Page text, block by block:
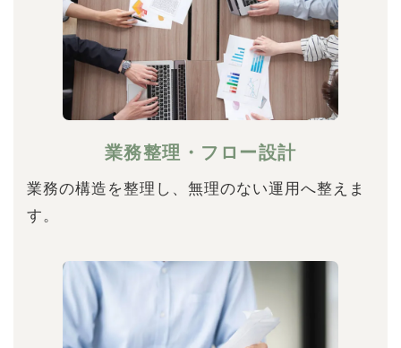
業務整理・フロー設計
業務の構造を整理し、無理のない運用へ整えま
す。